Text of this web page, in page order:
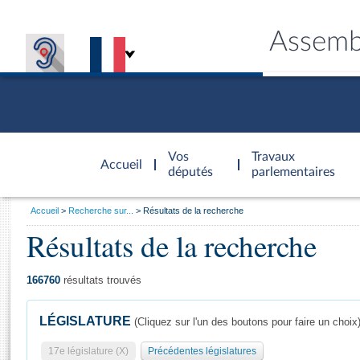
Accueil
d'accueil
Vos
députés
Travaux
parlementaires
Général
Vous
Accueil Recherche sur... Résultats de la recherche
Résultats de la recherche
166760 résultats trouvés
LÉGISLATURE (Cliquez sur l'un des boutons pour faire un choix)
17e législature (X) Précédentes législatures